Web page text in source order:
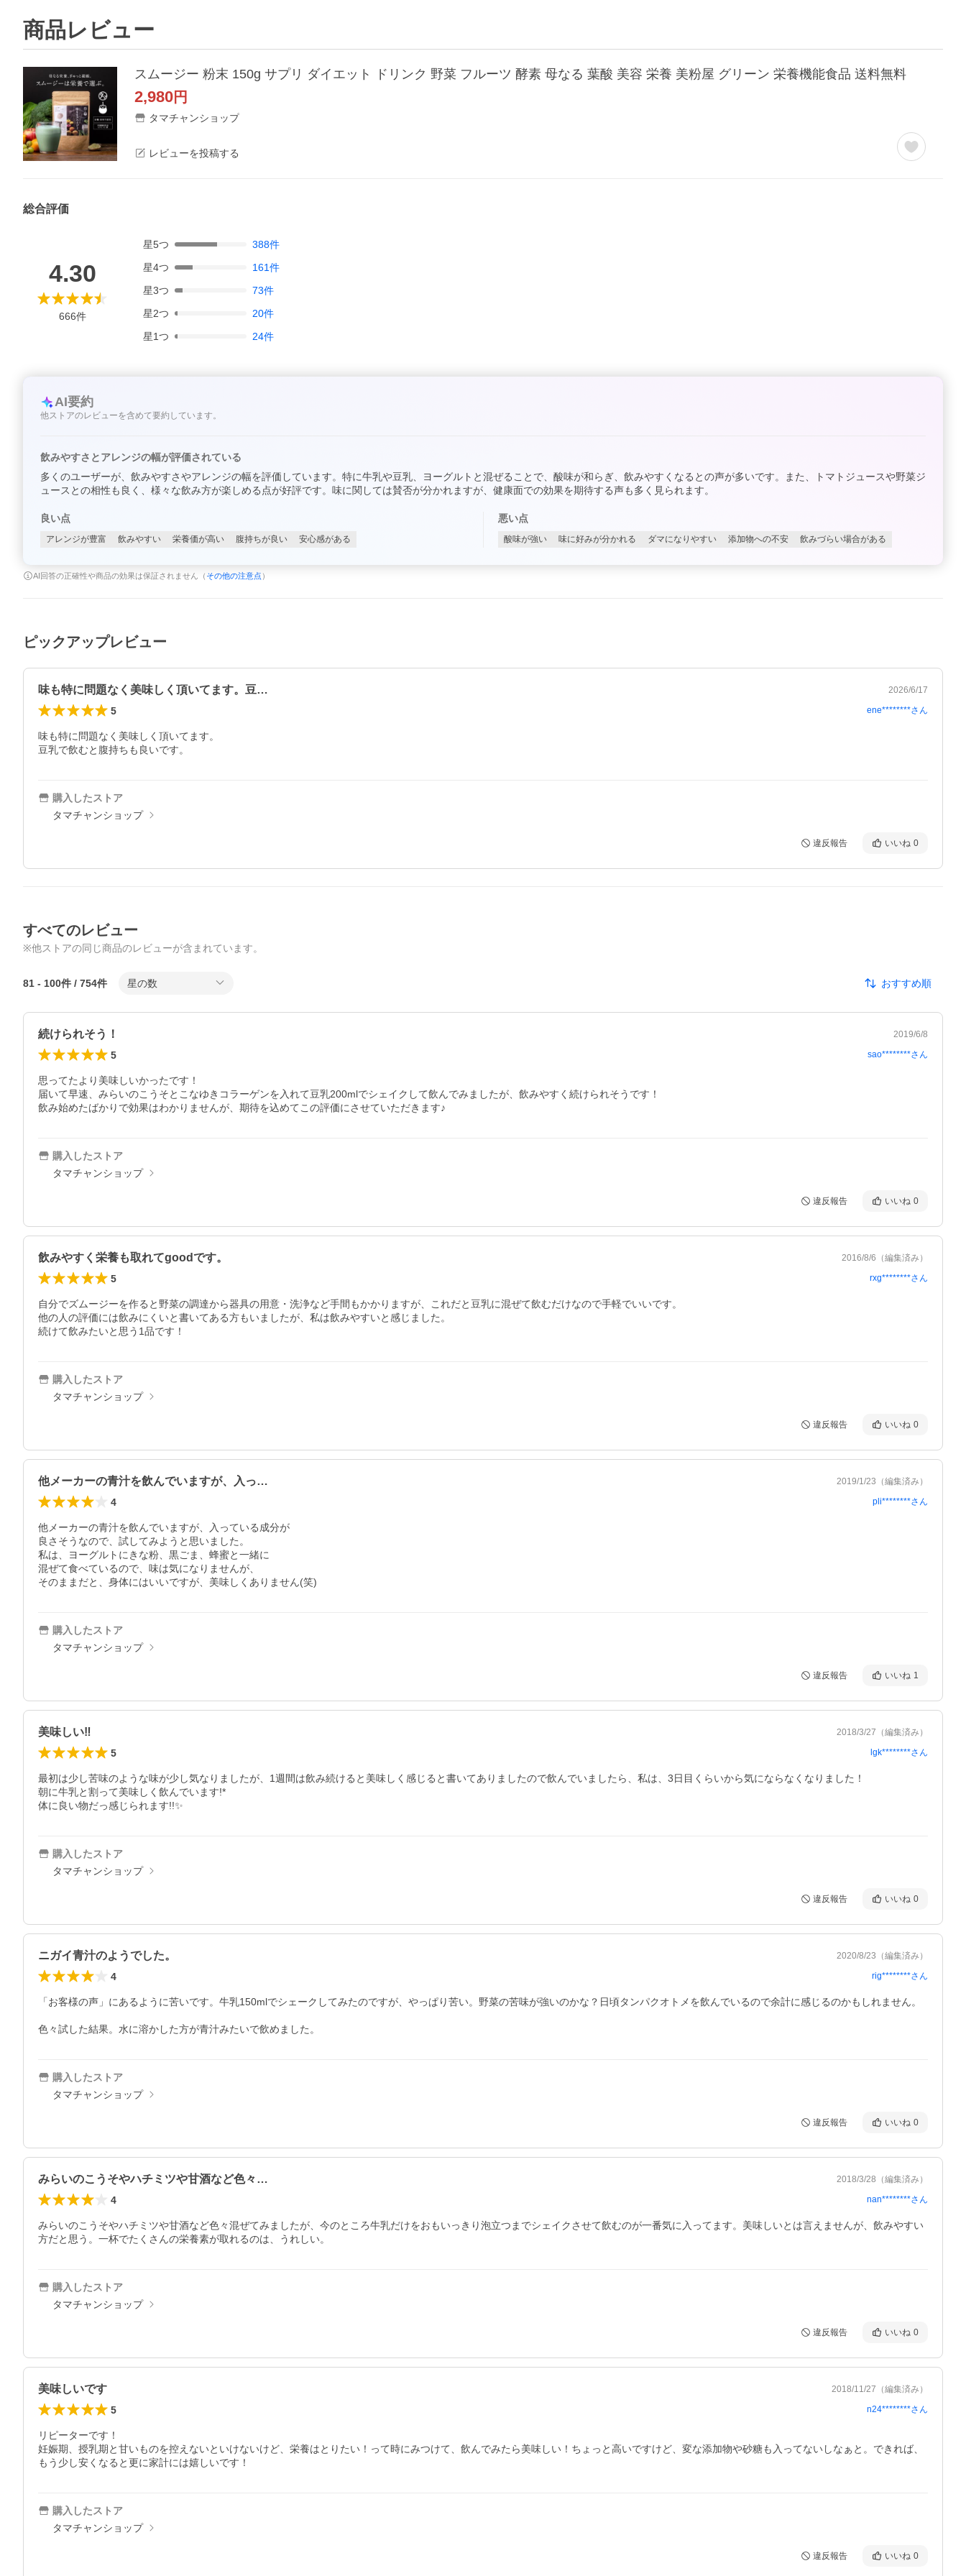
商品レビュー
スムージー 粉末 150g サプリ ダイエット ドリンク 野菜 フルーツ 酵素 母なる 葉酸 美容 栄養 美粉屋 グリーン 栄養機能食品 送料無料
2,980円
タマチャンショップ
レビューを投稿する
総合評価
4.30
666件
星5つ 388件
星4つ 161件
星3つ 73件
星2つ 20件
星1つ 24件
AI要約
他ストアのレビューを含めて要約しています。
飲みやすさとアレンジの幅が評価されている
多くのユーザーが、飲みやすさやアレンジの幅を評価しています。特に牛乳や豆乳、ヨーグルトと混ぜることで、酸味が和らぎ、飲みやすくなるとの声が多いです。また、トマトジュースや野菜ジ
ュースとの相性も良く、様々な飲み方が楽しめる点が好評です。味に関しては賛否が分かれますが、健康面での効果を期待する声も多く見られます。
良い点
アレンジが豊富 飲みやすい 栄養価が高い 腹持ちが良い 安心感がある
悪い点
酸味が強い 味に好みが分かれる ダマになりやすい 添加物への不安 飲みづらい場合がある
AI回答の正確性や商品の効果は保証されません（ その他の注意点 ）
ピックアップレビュー
味も特に問題なく美味しく頂いてます。豆… 2026/6/17
5 ene********さん
味も特に問題なく美味しく頂いてます。
豆乳で飲むと腹持ちも良いです。
購入したストア
タマチャンショップ
違反報告 いいね 0
すべてのレビュー
※他ストアの同じ商品のレビューが含まれています。
81 - 100件 / 754件 星の数 おすすめ順
続けられそう！ 2019/6/8
5 sao********さん
思ってたより美味しいかったです！
届いて早速、みらいのこうそとこなゆきコラーゲンを入れて豆乳200mlでシェイクして飲んでみましたが、飲みやすく続けられそうです！
飲み始めたばかりで効果はわかりませんが、期待を込めてこの評価にさせていただきます♪
購入したストア
タマチャンショップ
違反報告 いいね 0
飲みやすく栄養も取れてgoodです。 2016/8/6 （編集済み）
5 rxg********さん
自分でズムージーを作ると野菜の調達から器具の用意・洗浄など手間もかかりますが、これだと豆乳に混ぜて飲むだけなので手軽でいいです。
他の人の評価には飲みにくいと書いてある方もいましたが、私は飲みやすいと感じました。
続けて飲みたいと思う1品です！
購入したストア
タマチャンショップ
違反報告 いいね 0
他メーカーの青汁を飲んでいますが、入っ… 2019/1/23 （編集済み）
4 pli********さん
他メーカーの青汁を飲んでいますが、入っている成分が
良さそうなので、試してみようと思いました。
私は、ヨーグルトにきな粉、黒ごま、蜂蜜と一緒に
混ぜて食べているので、味は気になりませんが、
そのままだと、身体にはいいですが、美味しくありません(笑)
購入したストア
タマチャンショップ
違反報告 いいね 1
美味しい‼ 2018/3/27 （編集済み）
5 lgk********さん
最初は少し苦味のような味が少し気なりましたが、1週間は飲み続けると美味しく感じると書いてありましたので飲んでいましたら、私は、3日目くらいから気にならなくなりました！
朝に牛乳と割って美味しく飲んでいます!*
体に良い物だっ感じられます!!✨
購入したストア
タマチャンショップ
違反報告 いいね 0
ニガイ青汁のようでした。 2020/8/23 （編集済み）
4 rig********さん
「お客様の声」にあるように苦いです。牛乳150mlでシェークしてみたのですが、やっぱり苦い。野菜の苦味が強いのかな？日頃タンパクオトメを飲んでいるので余計に感じるのかもしれません。
色々試した結果。水に溶かした方が青汁みたいで飲めました。
購入したストア
タマチャンショップ
違反報告 いいね 0
みらいのこうそやハチミツや甘酒など色々… 2018/3/28 （編集済み）
4 nan********さん
みらいのこうそやハチミツや甘酒など色々混ぜてみましたが、今のところ牛乳だけをおもいっきり泡立つまでシェイクさせて飲むのが一番気に入ってます。美味しいとは言えませんが、飲みやすい
方だと思う。一杯でたくさんの栄養素が取れるのは、うれしい。
購入したストア
タマチャンショップ
違反報告 いいね 0
美味しいです 2018/11/27 （編集済み）
5 n24********さん
リピーターです！
妊娠期、授乳期と甘いものを控えないといけないけど、栄養はとりたい！って時にみつけて、飲んでみたら美味しい！ちょっと高いですけど、変な添加物や砂糖も入ってないしなぁと。できれば、
もう少し安くなると更に家計には嬉しいです！
購入したストア
タマチャンショップ
違反報告 いいね 0